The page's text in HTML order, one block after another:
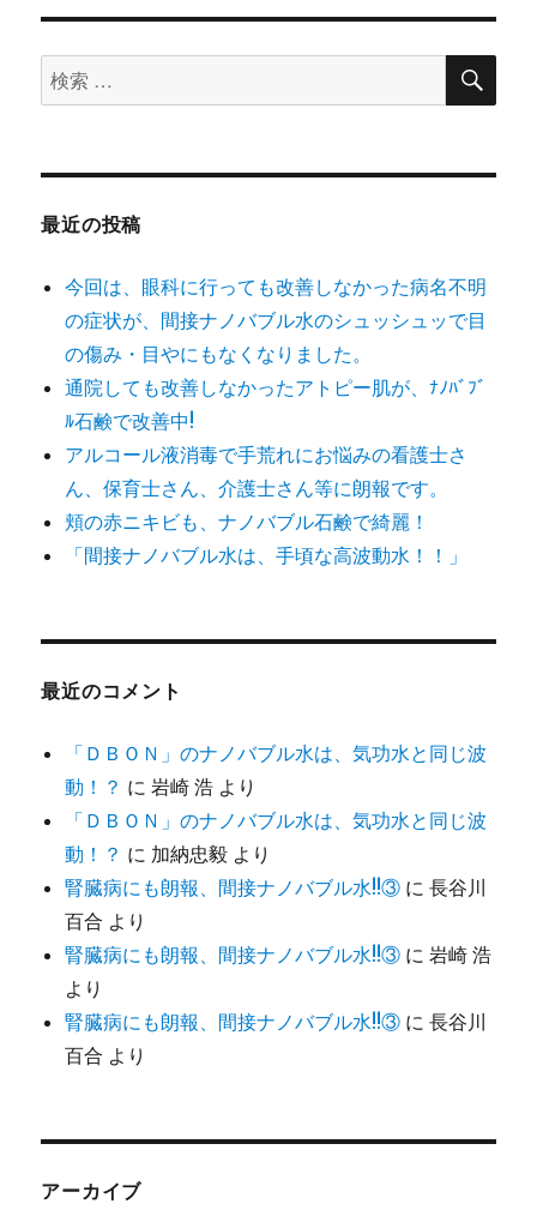
ン
検
索
象:
検
最近の投稿
今回は、眼科に行っても改善しなかった病名不明
の症状が、間接ナノバブル水のシュッシュッで目
の傷み・目やにもなくなりました。
通院しても改善しなかったアトピー肌が、ﾅﾉﾊﾞﾌﾞ
ﾙ石鹸で改善中!
アルコール液消毒で手荒れにお悩みの看護士さ
ん、保育士さん、介護士さん等に朗報です。
頬の赤ニキビも、ナノバブル石鹸で綺麗！
「間接ナノバブル水は、手頃な高波動水！！」
最近のコメント
「ＤＢＯＮ」のナノバブル水は、気功水と同じ波
動！？ に岩崎 浩 より
「ＤＢＯＮ」のナノバブル水は、気功水と同じ波
動！？ に 加納忠毅 より
腎臓病にも朗報、間接ナノバブル水!!③ に長谷川
百合 より
腎臓病にも朗報、間接ナノバブル水!!③ に岩崎 浩
より
腎臓病にも朗報、間接ナノバブル水!!③ に長谷川
百合 より
アーカイブ